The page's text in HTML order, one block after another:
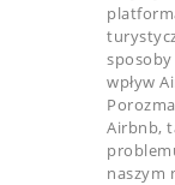
wpływ
Airbnb,
naszym